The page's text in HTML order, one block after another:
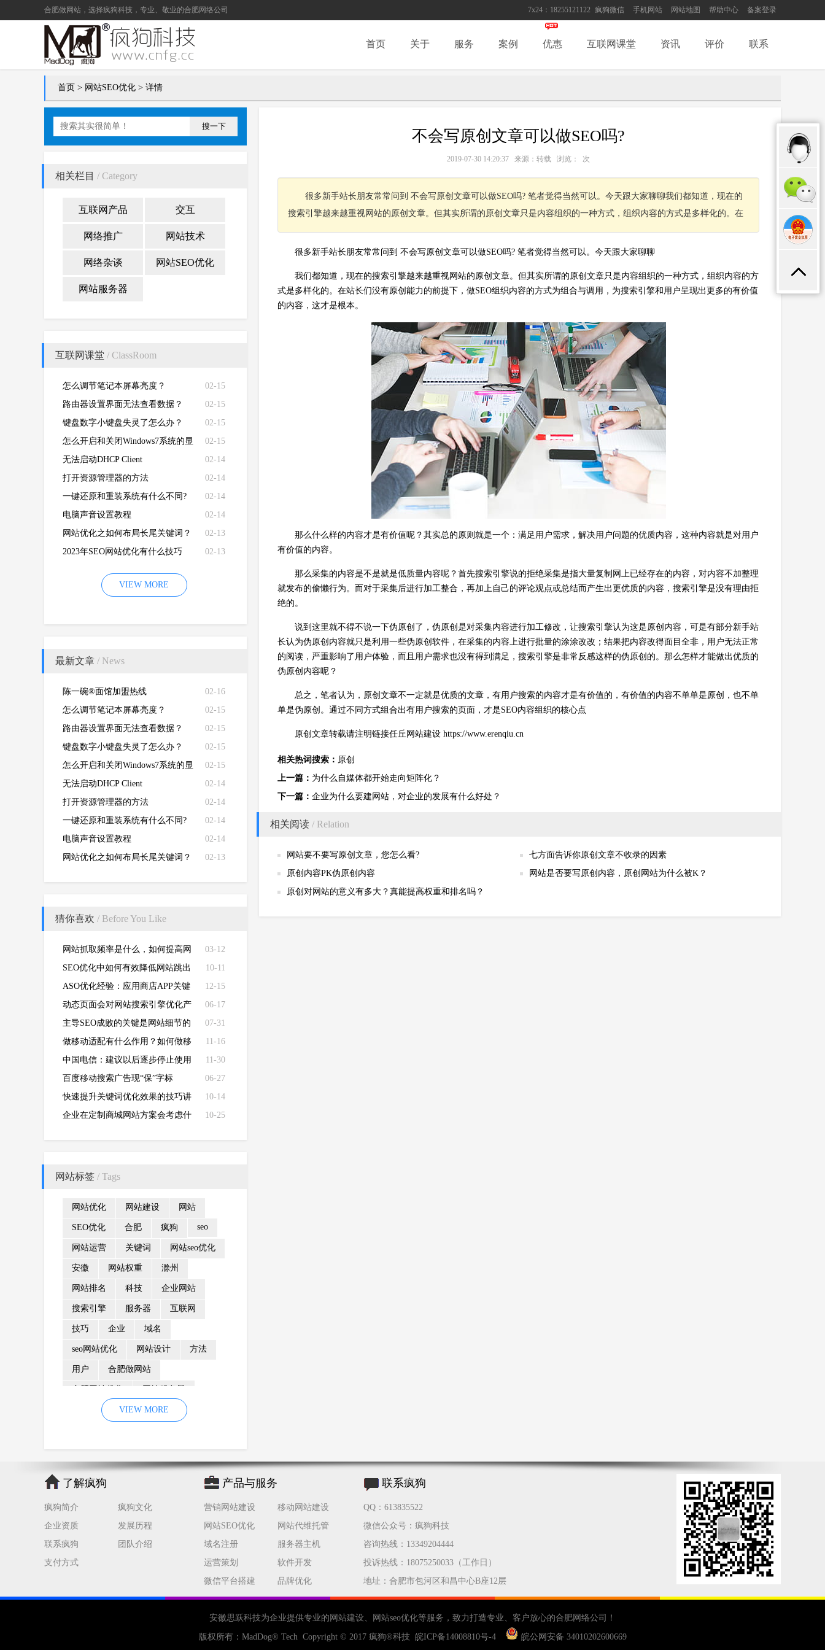
7x24：18255121122 疯狗微信 手机网站 网站地图 帮助中心 备案登录
合肥做网站 ，选择疯狗科技，专业、敬业的合肥网络公司
首页 关于 服务 案例 优惠 互联网课堂 资讯 评价 联系
首页 > 网站SEO优化 > 详情
搜一下
相关栏目 / Category
互联网产品 交互
网络推广 网站技术
网络杂谈 网站SEO优化
网站服务器
互联网课堂 / ClassRoom
02-15
怎么调节笔记本屏幕亮度？
02-15
路由器设置界面无法查看数据？
02-15
键盘数字小键盘失灵了怎么办？
02-15
怎么开启和关闭Windows7系统的显
卡硬件加速功能
02-14
无法启动DHCP Client
02-14
打开资源管理器的方法
02-14
一键还原和重装系统有什么不同?
02-14
电脑声音设置教程
02-13
网站优化之如何布局长尾关键词？
02-13
2023年SEO网站优化有什么技巧
VIEW MORE
最新文章 / News
02-16
陈一碗®面馆加盟热线
02-15
怎么调节笔记本屏幕亮度？
02-15
路由器设置界面无法查看数据？
02-15
键盘数字小键盘失灵了怎么办？
02-15
怎么开启和关闭Windows7系统的显
卡硬件加速功能
02-14
无法启动DHCP Client
02-14
打开资源管理器的方法
02-14
一键还原和重装系统有什么不同?
02-14
电脑声音设置教程
02-13
网站优化之如何布局长尾关键词？
猜你喜欢 / Before You Like
03-12
网站抓取频率是什么，如何提高网
站抓取的频率?
10-11
SEO优化中如何有效降低网站跳出
率
12-15
ASO优化经验：应用商店APP关键
字优化的技巧
06-17
动态页面会对网站搜索引擎优化产
生什么影响
07-31
主导SEO成败的关键是网站细节的
布局！
11-16
做移动适配有什么作用？如何做移
动适配？
11-30
中国电信：建议以后逐步停止使用
IPv4地址，只用IPv6
06-27
百度移动搜索广告现“保”字标
10-14
快速提升关键词优化效果的技巧讲
解！
10-25
企业在定制商城网站方案会考虑什
网站标签 / Tags
网站优化 网站建设 网站
SEO优化 合肥 疯狗 seo
网站运营 关键词 网站seo优化
安徽 网站权重 滁州
网站排名 科技 企业网站
搜索引擎 服务器 互联网
技巧 企业 域名
seo网站优化 网站设计 方法
用户 合肥做网站
优化 网站降权
企业网站建设 效果 页面
网络营销 因素 网络公司
网站流量
百度优化 网站收录
网站seo 专业
VIEW MORE
不会写原创文章可以做SEO吗?
2019-07-30 14:20:37 来源：转载 浏览： 次
很多新手站长朋友常常问到 不会写原创文章可以做SEO吗? 笔者觉得当然可以。今天跟大家聊聊我们都知道，现在的
搜索引擎越来越重视网站的原创文章。但其实所谓的原创文章只是内容组织的一种方式，组织内容的方式是多样化的。在
很多新手站长朋友常常问到 不会写原创文章可以做SEO吗? 笔者觉得当然可以。今天跟大家聊聊
我们都知道，现在的搜索引擎越来越重视网站的原创文章。但其实所谓的原创文章只是内容组织的一种方式，组织内容的方
式是多样化的。在站长们没有原创能力的前提下，做SEO组织内容的方式为组合与调用，为搜索引擎和用户呈现出更多的有价值
的内容，这才是根本。
那么什么样的内容才是有价值呢？其实总的原则就是一个：满足用户需求，解决用户问题的优质内容，这种内容就是对用户
有价值的内容。
那么采集的内容是不是就是低质量内容呢？首先搜索引擎说的拒绝采集是指大量复制网上已经存在的内容，对内容不加整理
就发布的偷懒行为。而对于采集后进行加工整合，再加上自己的评论观点或总结而产生出更优质的内容，搜索引擎是没有理由拒
绝的。
说到这里就不得不说一下伪原创了，伪原创是对采集内容进行加工修改，让搜索引擎认为这是原创内容，可是有部分新手站
长认为伪原创内容就只是利用一些伪原创软件，在采集的内容上进行批量的涂涂改改；结果把内容改得面目全非，用户无法正常
的阅读，严重影响了用户体验，而且用户需求也没有得到满足，搜索引擎是非常反感这样的伪原创的。那么怎样才能做出优质的
伪原创内容呢？
总之，笔者认为，原创文章不一定就是优质的文章，有用户搜索的内容才是有价值的，有价值的内容不单单是原创，也不单
单是伪原创。通过不同方式组合出有用户搜索的页面，才是SEO内容组织的核心点
原创文章转载请注明链接任丘网站建设 https://www.erenqiu.cn
相关热词搜索： 原创
上一篇： 为什么自媒体都开始走向矩阵化？
下一篇： 企业为什么要建网站，对企业的发展有什么好处？
相关阅读 / Relation
网站要不要写原创文章，您怎么看?
七方面告诉你原创文章不收录的因素
原创内容PK伪原创内容
网站是否要写原创内容，原创网站为什么被K？
原创对网站的意义有多大？真能提高权重和排名吗？
了解疯狗
疯狗简介
疯狗文化
企业资质
发展历程
联系疯狗
团队介绍
支付方式
产品与服务
营销网站建设
移动网站建设
网站SEO优化
网站代维托管
域名注册
服务器主机
运营策划
软件开发
微信平台搭建
品牌优化
联系疯狗
QQ：613835522
微信公众号：疯狗科技
咨询热线：13349204444
投诉热线：18075250033（工作日）
地址：合肥市包河区和昌中心B座12层
安徽思跃科技为企业提供专业的 网站建设 、 网站seo优化等服务，致力打造专业、客户放心的合肥网络公司 ！
版权所有： MadDog® Tech Copyright © 2017 疯狗®科技 皖ICP备14008810号-4 皖公网安备 34010202600669